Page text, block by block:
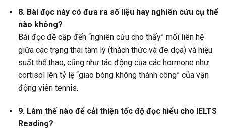
8. Bài đọc này có đưa ra số liệu hay nghiên cứu cụ thể
nào không?
Bài đọc đề cập đến “nghiên cứu cho thấy” mối liên hệ
giữa các trạng thái tâm lý (thách thức và đe dọa) và hiệu
suất thể thao, cũng như tác động của các hormone như
cortisol lên tỷ lệ “giao bóng không thành công” của vận
động viên tennis.
9. Làm thế nào để cải thiện tốc độ đọc hiểu cho IELTS
Reading?